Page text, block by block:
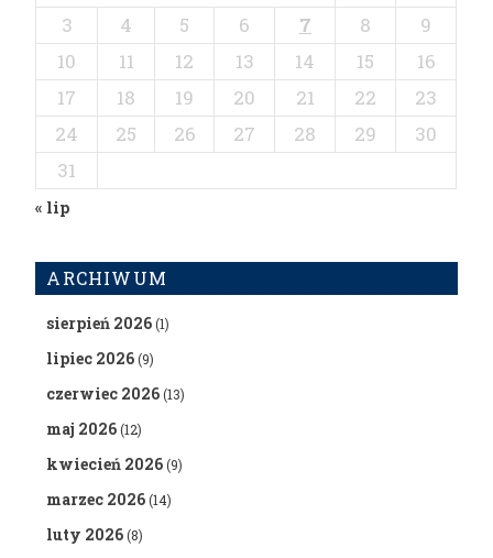
3
4 5 6 7 8
9
10
11 12 13 14 15
16
17
18 19 20 21 22
23
24
25 26 27 28 29
30
31
« lip
ARCHIWUM
sierpień 2026(1)
lipiec 2026(9)
czerwiec 2026(13)
maj 2026(12)
kwiecień 2026(9)
marzec 2026(14)
luty 2026(8)